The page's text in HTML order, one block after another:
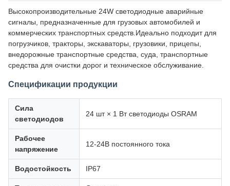
Высокопроизводительные 24W светодиодные аварийные
сигналы, предназначенные для грузовых автомобилей и
коммерческих транспортных средств.Идеально подходит для
погрузчиков, тракторы, экскаваторы, грузовики, прицепы,
внедорожные транспортные средства, суда, транспортные
средства для очистки дорог и техническое обслуживание.
Спецификации продукции
Сила
светодиодов
24 шт × 1 Вт светодиоды OSRAM
Рабочее
напряжение
12-24В постоянного тока
Водостойкость IP67